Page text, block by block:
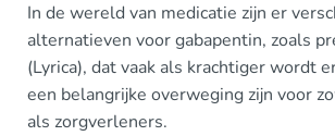
In de wereld van medicatie zijn er
alternatieven voor gabapentin, zoals
(Lyrica), dat vaak als krachtiger wordt
een belangrijke overweging zijn voor
als zorgverleners.